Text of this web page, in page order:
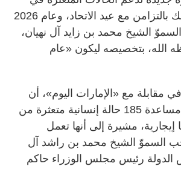
قضايا إيجارية، وذلك بالتزامن مع عيد الاتحاد، وعام 2026
الشيخ محمد بن زايد آل نهيان،
الله، بتخصيصه ليكون «عام
مقابلة مع «الإمارات اليوم»، أن
المبادرة تستهدف مساعدة 185 حالة إنسانية متعثرة من
إيجارية، مشيرة إلى أنها تعمل
السموّ الشيخ محمد بن راشد آل
الدولة رئيس مجلس الوزراء حاكم